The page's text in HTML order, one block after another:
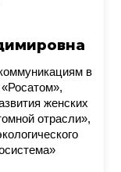
в
женских
отрасли»,